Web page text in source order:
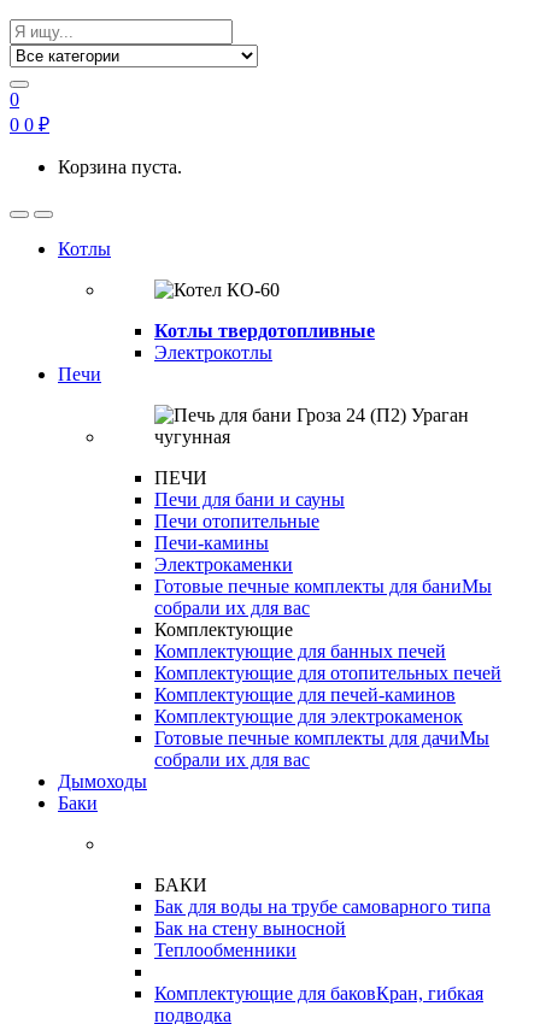
Search
for:
0
0 0 ₽
Корзина пуста.
OpenClose
Котлы
Котлы твердотопливные
Электрокотлы
Печи
ПЕЧИ
Печи для бани и сауны
Печи отопительные
Печи-камины
Электрокаменки
Готовые печные комплекты для баниМы
собрали их для вас
Комплектующие
Комплектующие для банных печей
Комплектующие для отопительных печей
Комплектующие для печей-каминов
Комплектующие для электрокаменок
Готовые печные комплекты для дачиМы
собрали их для вас
Дымоходы
Баки
БАКИ
Бак для воды на трубе самоварного типа
Бак на стену выносной
Теплообменники
Комплектующие для баковКран, гибкая
подводка